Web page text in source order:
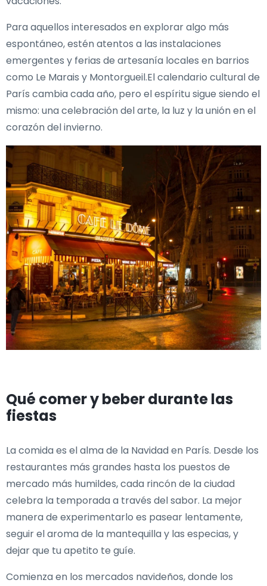
Para aquellos interesados en explorar algo más
espontáneo, estén atentos a las instalaciones
emergentes y ferias de artesanía locales en barrios
como Le Marais y Montorgueil.El calendario cultural de
París cambia cada año, pero el espíritu sigue siendo el
mismo: una celebración del arte, la luz y la unión en el
corazón del invierno.
Qué comer y beber durante las
fiestas
La comida es el alma de la Navidad en París. Desde los
restaurantes más grandes hasta los puestos de
mercado más humildes, cada rincón de la ciudad
celebra la temporada a través del sabor. La mejor
manera de experimentarlo es pasear lentamente,
seguir el aroma de la mantequilla y las especias, y
dejar que tu apetito te guíe.
Comienza en los mercados navideños, donde los